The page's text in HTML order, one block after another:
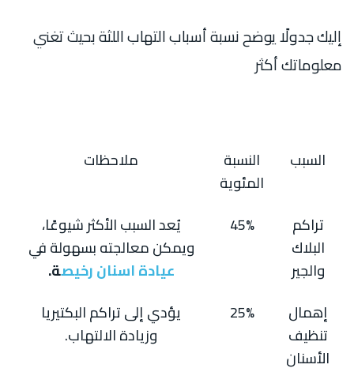
إليك جدولًا يوضح نسبة أسباب التهاب اللثة بحيث تغني
معلوماتك أكثر
السبب
النسبة
المئوية
ملاحظات
تراكم
البلاك
والجير
45%
يُعد السبب الأكثر شيوعًا،
ويمكن معالجته بسهولة في
عيادة اسنان رخيصة.
إهمال
تنظيف
الأسنان
25%
يؤدي إلى تراكم البكتيريا
وزيادة الالتهاب.